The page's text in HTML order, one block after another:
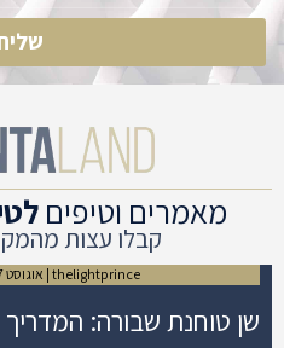
מאמרים וטיפים
קבלו עצות
שן טוחנת שבורה:
thelightprince אוגוסט 27, 2025